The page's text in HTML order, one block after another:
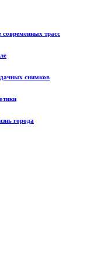
современных трасс
снимков
города